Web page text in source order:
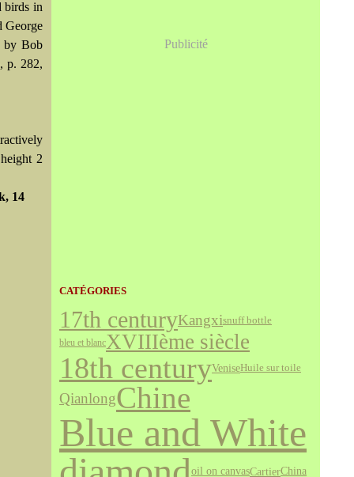
birds in
George
by Bob
p. 282,
2
14
Publicité
CATÉGORIES
17th centuryKangxisnuff bottle
bleu et blancXVIIIème siècle
18th centuryVeniseHuile sur toile
QianlongChine
Blue and White
oil on canvasCartierChina